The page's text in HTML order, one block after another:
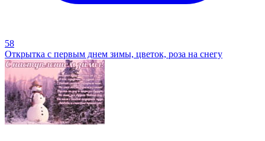
58
Открытка с первым днем зимы, цветок, роза на снегу